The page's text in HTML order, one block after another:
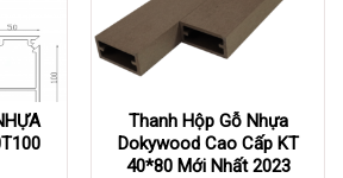
Thanh Hộp Gỗ Nhựa
Dokywood Cao Cấp KT
40*80 Mới Nhất 2023